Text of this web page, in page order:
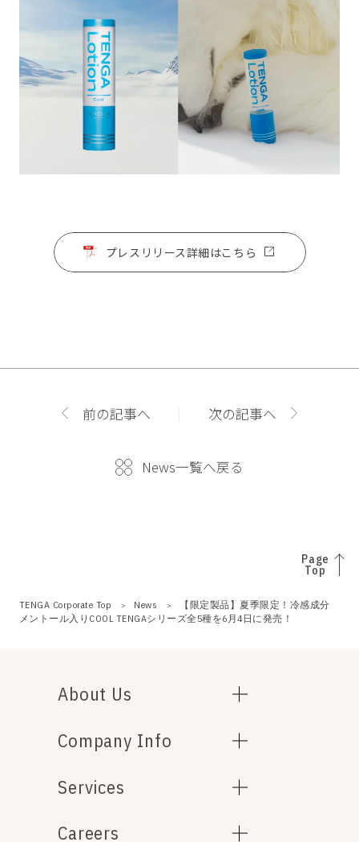
プレスリリース詳細はこちら
前の記事へ
News一覧へ戻る
次の記事へ
Page
Top
TENGA Corporate Top News
【限定製品】夏季限定！冷感成分
メントール入りCOOL TENGAシリーズ全5種を6月4日に発売！
About Us
Company Info
Services
Careers